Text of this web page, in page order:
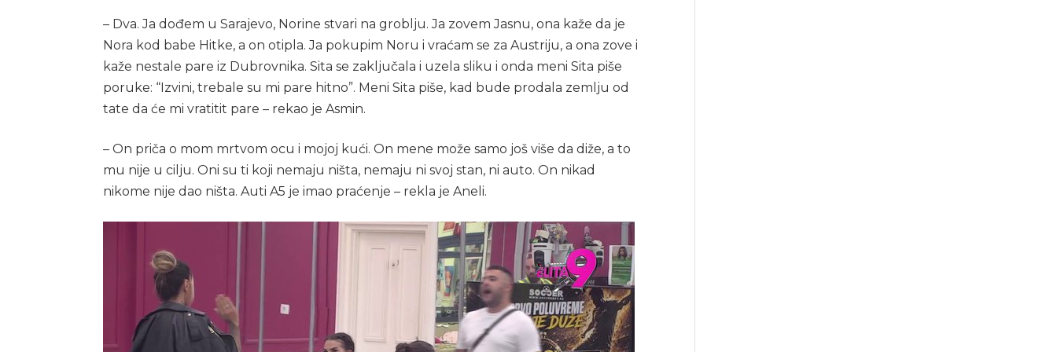
– Dva. Ja dođem u Sarajevo, Norine stvari na groblju. Ja zovem Jasnu, ona kaže da je
Nora kod babe Hitke, a on otipla. Ja pokupim Noru i vraćam se za Austriju, a ona zove i
kaže nestale pare iz Dubrovnika. Sita se zaključala i uzela sliku i onda meni Sita piše
poruke: “Izvini, trebale su mi pare hitno”. Meni Sita piše, kad bude prodala zemlju od
tate da će mi vratitit pare – rekao je Asmin.
– On priča o mom mrtvom ocu i mojoj kući. On mene može samo još više da diže, a to
mu nije u cilju. Oni su ti koji nemaju ništa, nemaju ni svoj stan, ni auto. On nikad
nikome nije dao ništa. Auti A5 je imao praćenje – rekla je Aneli.